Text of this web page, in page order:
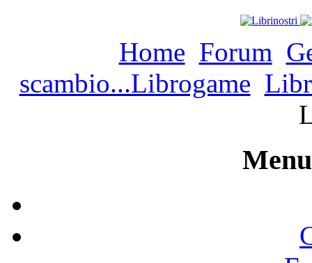
Home Forum
scambio...Librogame